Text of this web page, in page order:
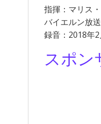
指揮：マリス
バイエルン放
録音：2018年
スポン